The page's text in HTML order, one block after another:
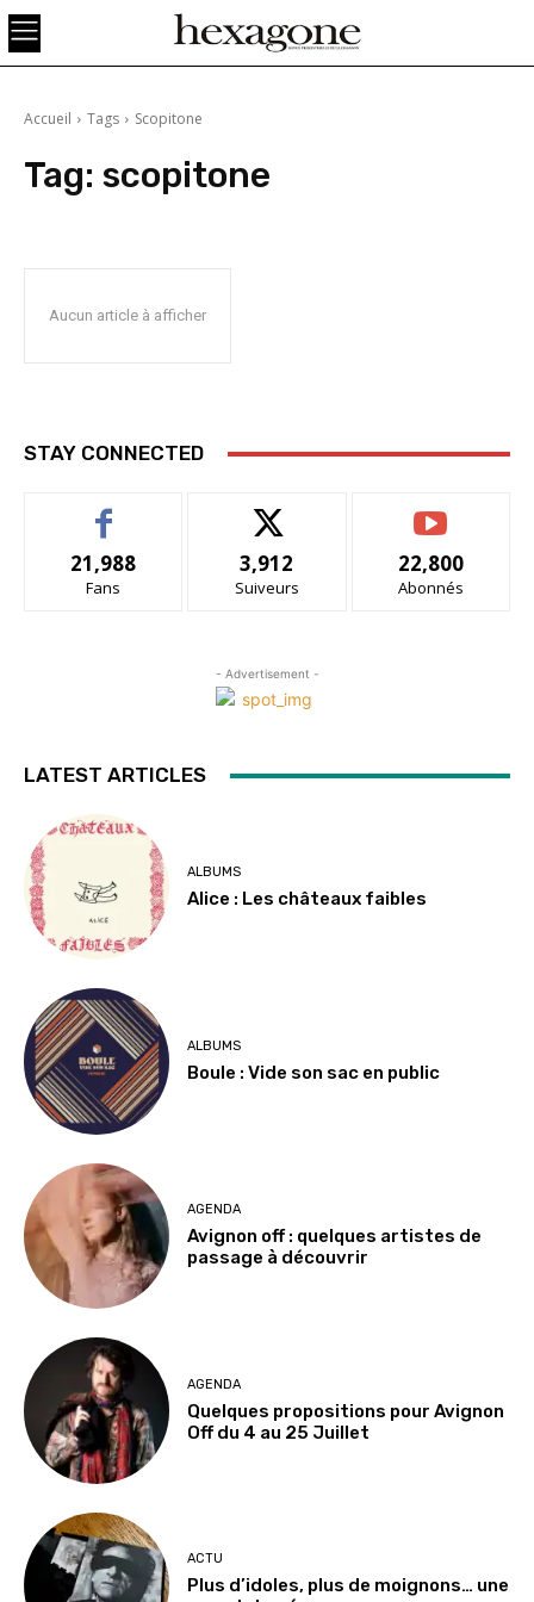
Accueil Tags Scopitone
Tag: scopitone
Aucun article à afficher
STAY CONNECTED
21,988
Fans
3,912
Suiveurs
22,800
Abonnés
- Advertisement -
LATEST ARTICLES
ALBUMS
Alice : Les châteaux faibles
ALBUMS
Boule : Vide son sac en public
AGENDA
Avignon off : quelques artistes de
passage à découvrir
AGENDA
Quelques propositions pour Avignon
Off du 4 au 25 Juillet
ACTU
Plus d’idoles, plus de moignons… une